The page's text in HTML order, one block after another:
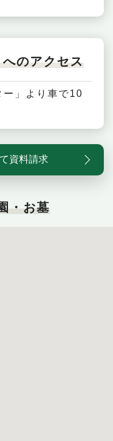
のアクセス
ー」より車で10
資料請求
・お墓